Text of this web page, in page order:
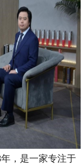
，是一家专注于